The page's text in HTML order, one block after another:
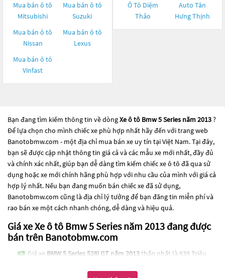
Mua bán ô tô
Mitsubishi
Mua bán ô tô
Suzuki
Mua bán ô tô
Nissan
Mua bán ô tô
Lexus
Mua bán ô tô
Vinfast
Ô Tô Diệm
Thảo
Auto Tân
Hưng Thịnh
Bạn đang tìm kiếm thông tin về dòngXe ô tô Bmw 5 Series năm 2013?
Để lựa chọn cho mình chiếc xe phù hợp nhất hãy đến với trang web
Banotobmw.com - một địa chỉ mua bán xe uy tín tại Việt Nam. Tại đây,
bạn sẽ được cập nhật thông tin giá cả và các mẫu xe mới nhất, đầy đủ
và chính xác nhất, giúp bạn dễ dàng tìm kiếm chiếc xe ô tô đã qua sử
dụng hoặc xe mới chính hãng phù hợp với nhu cầu của mình với giá cả
hợp lý nhất. Nếu bạn đang muốn bán chiếc xe đã sử dụng,
Banotobmw.com cũng là địa chỉ lý tưởng để bạn đăng tin miễn phí và
rao bán xe một cách nhanh chóng, dễ dàng và hiệu quả.
Giá xe Xe ô tô Bmw 5 Series năm 2013 đang được
bán trên Banotobmw.com
Giá xe BMW 5 Series 528i GT năm 2013thấp nhất là 639 Triệu
Xe ô tô Bmw 5 Series năm 2013đang trở thành một lựa chọn